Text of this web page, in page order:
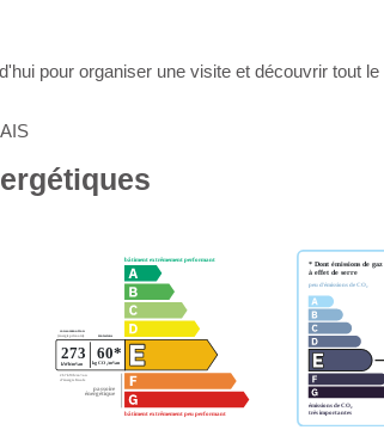
pour organiser une visite et découvrir tout le